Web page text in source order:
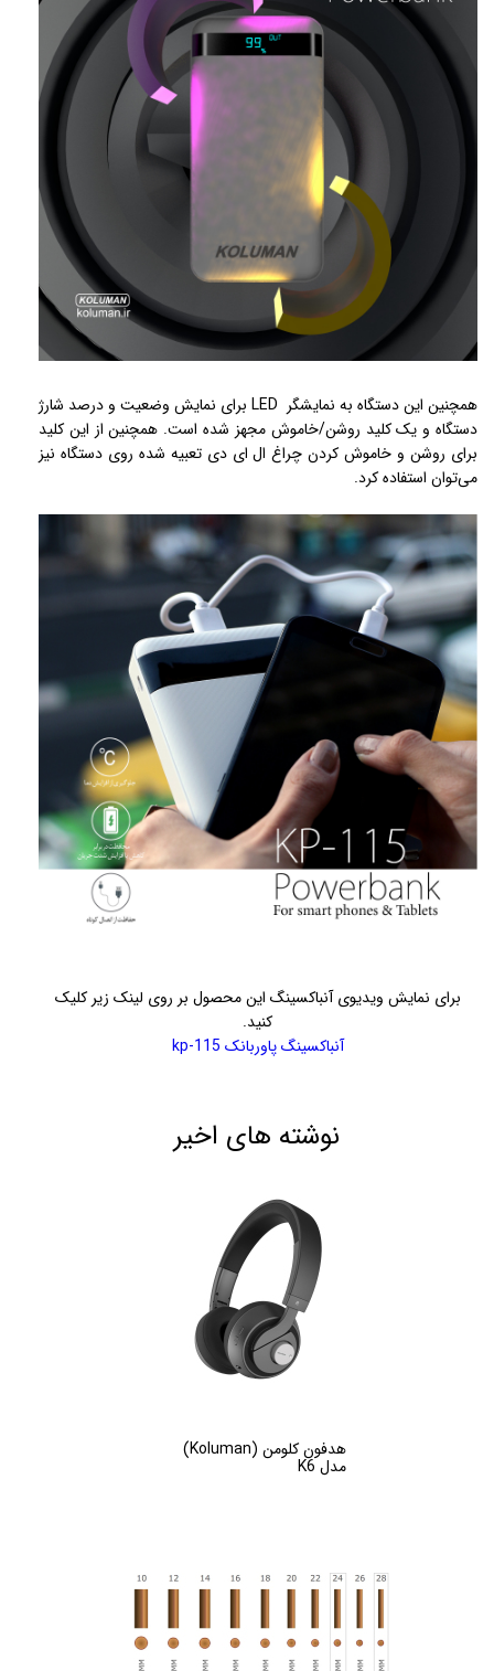
همچنین این دستگاه به نمایشگر LED برای نمایش وضعیت و درصد شارژ
دستگاه و یک کلید روشن/خاموش مجهز شده است. همچنین از این کلید
برای روشن و خاموش کردن چراغ ال ای دی تعبیه شده روی دستگاه نیز
می‌توان استفاده کرد.
برای نمایش ویدیوی آنباکسینگ این محصول بر روی لینک زیر کلیک
کنید.
آنباکسینگ پاوربانک kp-115
نوشته های اخیر
هدفون کلومن (Koluman)
مدل K6